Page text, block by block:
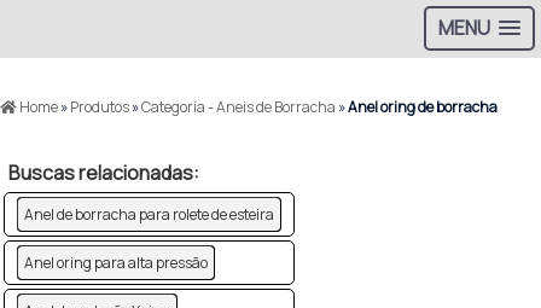
MENU
Home»Produtos»Categoria - Aneis de Borracha »Anel oring de borracha
Buscas relacionadas:
Anel de borracha para rolete de esteira
Anel oring para alta pressão